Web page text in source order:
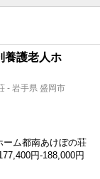
養護老人ホ
- 岩手県 盛岡市
ーム都南あけぼの荘
円-188,000円